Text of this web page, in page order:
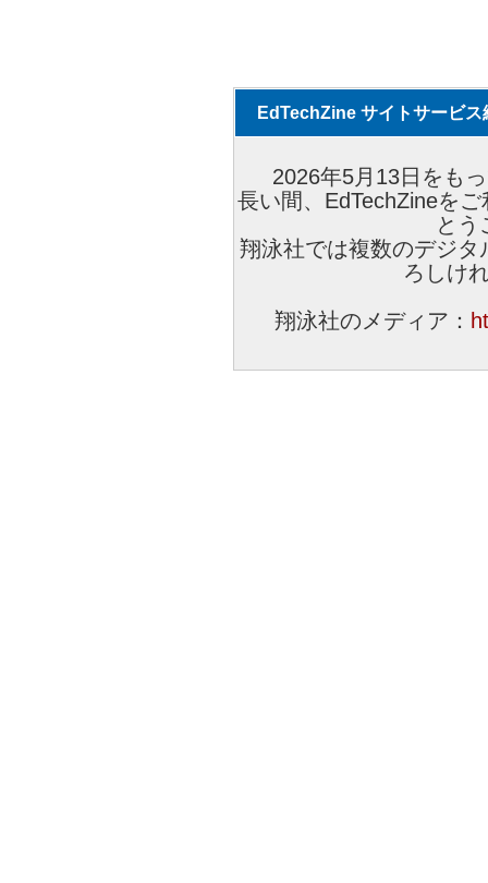
EdTechZine サイトサービス
2026年5月13日をも
長い間、EdTechZineを
とう
翔泳社では複数のデジ
ろしけ
翔泳社のメディア：